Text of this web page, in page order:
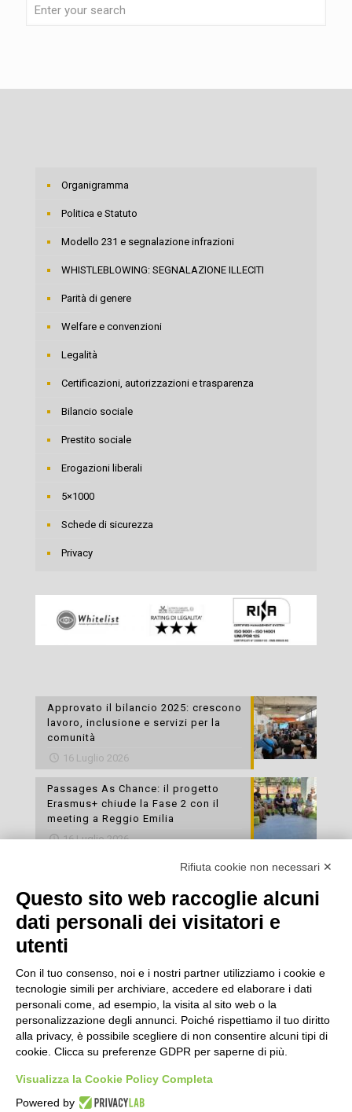
Organigramma
Politica e Statuto
Modello 231 e segnalazione infrazioni
WHISTLEBLOWING: SEGNALAZIONE ILLECITI
Parità di genere
Welfare e convenzioni
Legalità
Certificazioni, autorizzazioni e trasparenza
Bilancio sociale
Prestito sociale
Erogazioni liberali
5×1000
Schede di sicurezza
Privacy
Approvato il bilancio 2025: crescono
lavoro, inclusione e servizi per la
comunità
16 Luglio 2026
Passages As Chance: il progetto
Erasmus+ chiude la Fase 2 con il
meeting a Reggio Emilia
16 Luglio 2026
Esami di laboratorio preventivi
cura della propria salute
16 Luglio 2026
Rifiuta cookie non necessari ✕
Questo sito web raccoglie alcuni
dati personali dei visitatori e
utenti
Con il tuo consenso, noi e i nostri partner utilizziamo i cookie e
tecnologie simili per archiviare, accedere ed elaborare i dati
personali come, ad esempio, la visita al sito web o la
personalizzazione degli annunci. Poiché rispettiamo il tuo diritto
alla privacy, è possibile scegliere di non consentire alcuni tipi di
cookie. Clicca su preferenze GDPR per saperne di più.
Visualizza la Cookie Policy Completa
Powered by